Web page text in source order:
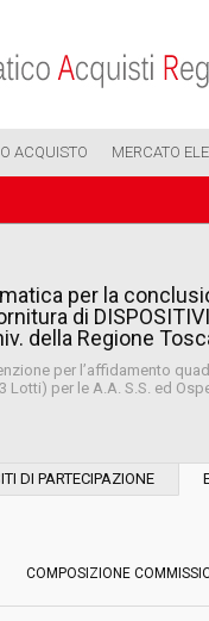
ACQUISTO MERCATO
per la
di DISPOSITIVI
della Regione
per l’affidamento
Lotti) per le A.A. S.S. ed
DI PARTECIPAZIONE
COMPOSIZIONE